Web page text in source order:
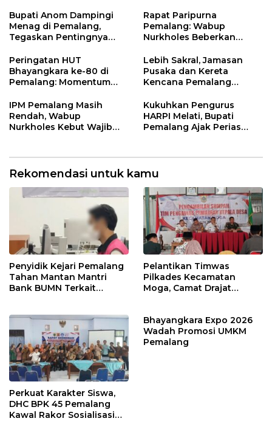
Petarukan
Bupati Anom Dampingi
Menag di Pemalang,
Tegaskan Pentingnya
Nikah
Rapat Paripurna
Pemalang: Wabup
Nurkholes Beberkan
Masukan Fraksi DPRD
Peringatan HUT
Bhayangkara ke-80 di
Pemalang: Momentum
Kamtibmas
Lebih Sakral, Jamasan
Pusaka dan Kereta
Kencana Pemalang
Ndalem Notonagoro
IPM Pemalang Masih
Rendah, Wabup
Nurkholes Kebut Wajib
Kukuhkan Pengurus
HARPI Melati, Bupati
Pemalang Ajak Perias
Rekomendasi untuk kamu
Penyidik Kejari Pemalang
Tahan Mantan Mantri
Bank BUMN Terkait
Pelantikan Timwas
Pilkades Kecamatan
Moga, Camat Drajat
Perkuat Karakter Siswa,
DHC BPK 45 Pemalang
Kawal Rakor Sosialisasi
Bhayangkara Expo 2026
Wadah Promosi UMKM
Pemalang